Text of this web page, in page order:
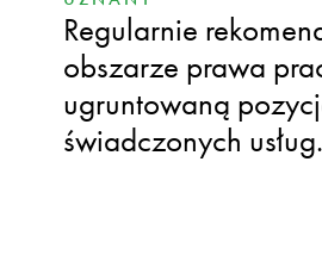
Regularnie
obszarze prawa
ugruntowaną
świadczonych usług.